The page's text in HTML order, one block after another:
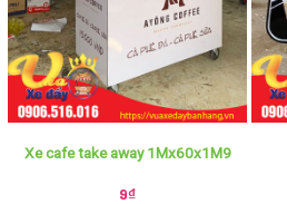
Xe cafe take away 1Mx60x1M9
9₫